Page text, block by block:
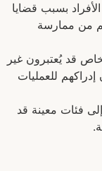
بسبب قضايا
من ممارسة
قد يُعتبرون غير
للعمليات
إلى فئات معينة قد